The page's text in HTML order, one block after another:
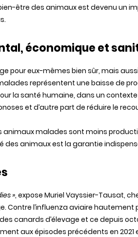
être des animaux est devenu un
économique et
pour eux-mêmes bien sûr, mais
représentent une baisse de
la santé humaine, dans un
et d’autre part de réduire le
malades sont moins
animaux est la garantie
», expose Muriel Vayssier-Tausat,
Contre l’influenza aviaire
canards d’élevage et ce depuis
aux épisodes précédents en 2021